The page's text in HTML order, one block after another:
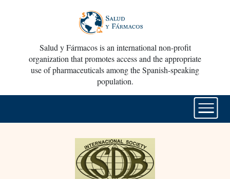
Salud y Fármacos is an international non-profit
organization that promotes access and the appropriate
use of pharmaceuticals among the Spanish-speaking
population.